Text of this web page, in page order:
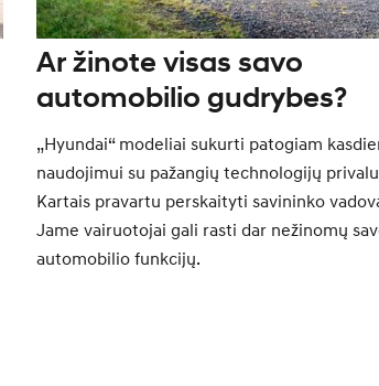
Ar žinote visas savo
automobilio gudrybes?
„Hyundai“ modeliai sukurti patogiam
naudojimui su pažangių technologijų
Kartais pravartu perskaityti savininko
Jame vairuotojai gali rasti dar nežinomų
automobilio funkcijų.